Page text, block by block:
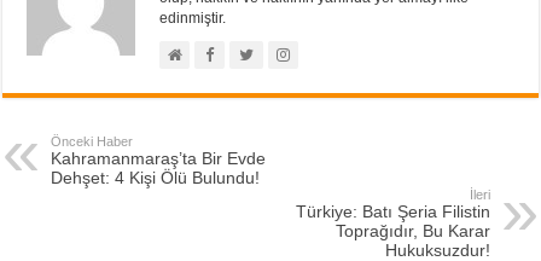
edinmiştir.
Önceki Haber
Kahramanmaraş’ta Bir Evde
Dehşet: 4 Kişi Ölü Bulundu!
İleri
Türkiye: Batı Şeria Filistin
Toprağıdır, Bu Karar
Hukuksuzdur!